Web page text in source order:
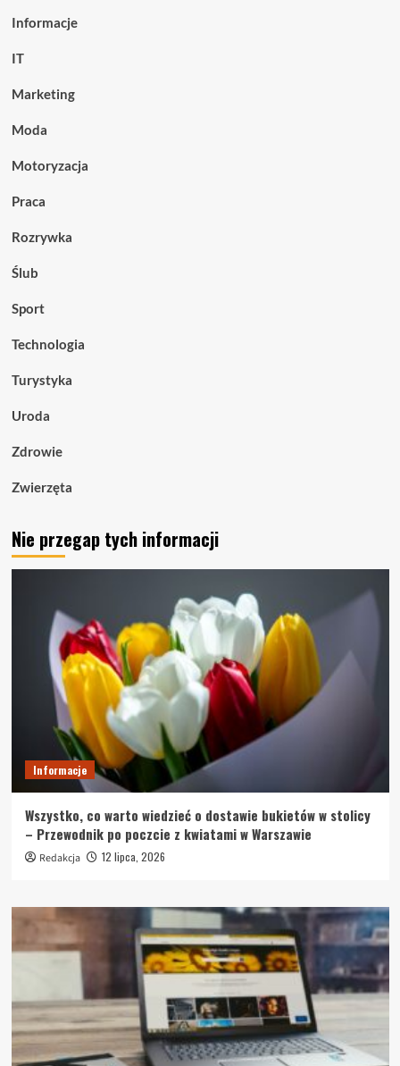
Informacje
IT
Marketing
Moda
Motoryzacja
Praca
Rozrywka
Ślub
Sport
Technologia
Turystyka
Uroda
Zdrowie
Zwierzęta
Nie przegap tych informacji
Informacje
Wszystko, co warto wiedzieć o dostawie bukietów w stolicy
– Przewodnik po poczcie z kwiatami w Warszawie
Redakcja 12 lipca, 2026